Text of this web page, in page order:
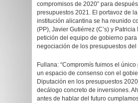
compromisos de 2020” para
presupuestos 2021. El portavoz de
institución alicantina se ha reunido
(PP), Javier Gutiérrez (C’s) y Patricia
petición del equipo de gobierno
negociación de los presupuestos
Fullana: “Compromís fuimos el
un espacio de consenso con el
Diputación en los presupuestos
decálogo concreto de inversiones.
antes de hablar del futuro